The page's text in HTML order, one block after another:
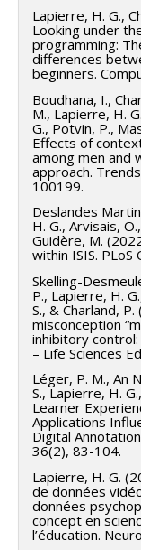
Lapierre, H. G.,
Looking under
programming:
differences
beginners.
Boudhana, I.,
M., Lapierre, H.
G., Potvin, P.,
Effects of
among men and
approach.
100199.
Deslandes
H. G., Arvisais,
Guidère, M.
within ISIS.
Skelling-
P., Lapierre, H.
S., & Charland,
misconception
inhibitory
– Life Sciences
Léger, P. M., An
S., Lapierre, H.
Learner
Applications
Digital
36(2), 83-104.
Lapierre, H. G.
de données
données
concept en
l’éducation.